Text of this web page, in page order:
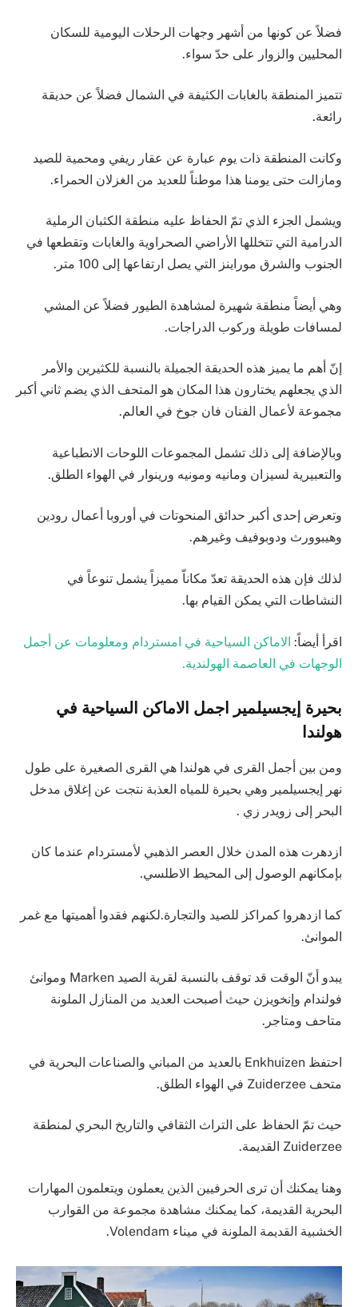
فضلاً عن كونها من أشهر وجهات الرحلات اليومية للسكان
المحليين والزوار على حدّ سواء.
تتميز المنطقة بالغابات الكثيفة في الشمال فضلاً عن حديقة
رائعة.
وكانت المنطقة ذات يوم عبارة عن عقار ريفي ومحمية للصيد
ومازالت حتى يومنا هذا موطناً للعديد من الغزلان الحمراء.
ويشمل الجزء الذي تمّ الحفاظ عليه منطقة الكثبان الرملية
الدرامية التي تتخللها الأراضي الصحراوية والغابات وتقطعها في
الجنوب والشرق موراينز التي يصل ارتفاعها إلى 100 متر.
وهي أيضاً منطقة شهيرة لمشاهدة الطيور فضلاً عن المشي
لمسافات طويلة وركوب الدراجات.
إنّ أهم ما يميز هذه الحديقة الجميلة بالنسبة للكثيرين والأمر
الذي يجعلهم يختارون هذا المكان هو المتحف الذي يضم ثاني أكبر
مجموعة لأعمال الفنان فان جوخ في العالم.
وبالإضافة إلى ذلك تشمل المجموعات اللوحات الانطباعية
والتعبيرية لسيزان ومانيه ومونيه ورينوار في الهواء الطلق.
وتعرض إحدى أكبر حدائق المنحوتات في أوروبا أعمال رودين
وهيبوورث ودوبوفيف وغيرهم.
لذلك فإن هذه الحديقة تعدّ مكاناّ مميزاً يشمل تنوعاً في
النشاطات التي يمكن القيام بها.
اقرأ أيضاً: الاماكن السياحية في امستردام ومعلومات عن أجمل
الوجهات في العاصمة الهولندية.
بحيرة إيجسيلمير اجمل الاماكن السياحية في
هولندا
ومن بين أجمل القرى في هولندا هي القرى الصغيرة على طول
نهر إيجسيلمير وهي بحيرة للمياه العذبة نتجت عن إغلاق مدخل
البحر إلى زويدر زي .
ازدهرت هذه المدن خلال العصر الذهبي لأمستردام عندما كان
بإمكانهم الوصول إلى المحيط الاطلسي.
كما ازدهروا كمراكز للصيد والتجارة.لكنهم فقدوا أهميتها مع غمر
الموانئ.
يبدو أنّ الوقت قد توقف بالنسبة لقرية الصيد Marken وموانئ
فولندام وإنخويزن حيث أصبحت العديد من المنازل الملونة
متاحف ومتاجر.
احتفظ Enkhuizen بالعديد من المباني والصناعات البحرية في
متحف Zuiderzee في الهواء الطلق.
حيث تمّ الحفاظ على التراث الثقافي والتاريخ البحري لمنطقة
Zuiderzee القديمة.
وهنا يمكنك أن ترى الحرفيين الذين يعملون ويتعلمون المهارات
البحرية القديمة، كما يمكنك مشاهدة مجموعة من القوارب
الخشبية القديمة الملونة في ميناء Volendam.